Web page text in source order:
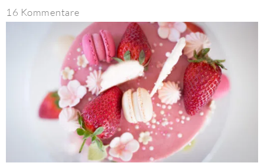
16 Kommentare